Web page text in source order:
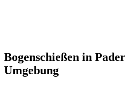
Bogenschießen in
Umgebung